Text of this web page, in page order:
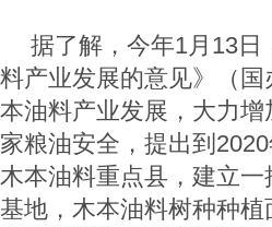
据了解，今年1月13
料产业发展的意见》（
本油料产业发展，大力
家粮油安全，提出到
木本油料重点县，建立
基地，木本油料树种种